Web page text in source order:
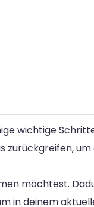
wichtige
zurückgreifen,
möchtest.
in deinem